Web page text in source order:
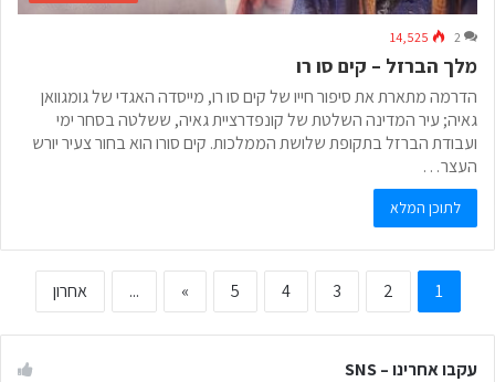
2
14,525
מלך הברזל – קים סו רו
הדרמה מתארת את סיפור חייו של קים סו רו, מייסדה האגדי של גומגוואן
גאיה; עיר המדינה השלטת של קונפדרציית גאיה, ששלטה בסחר ימי
ועבודת הברזל בתקופת שלושת הממלכות. קים סורו הוא בחור צעיר יורש
העצר…
לתוכן המלא
1
2
3
4
5
»
... אחרון
עקבו אחרינו – SNS